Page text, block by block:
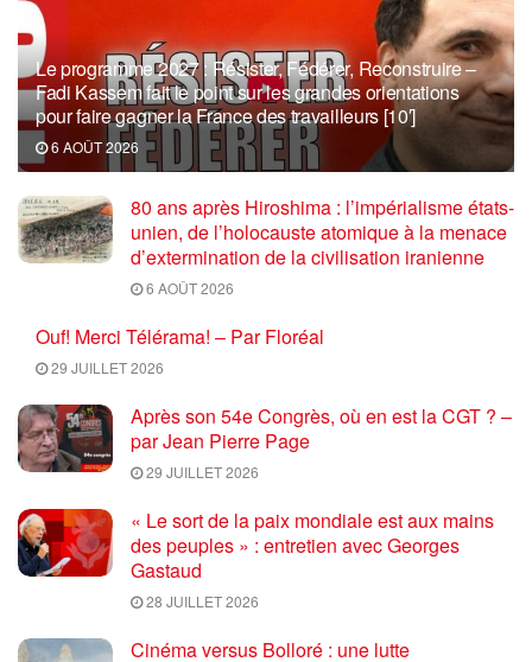
Le programme 2027 : Résister, Fédérer, Reconstruire –
Fadi Kassem fait le point sur les grandes orientations
pour faire gagner la France des travailleurs [10′]
6 AOÛT 2026
80 ans après Hiroshima : l’impérialisme états-
unien, de l’holocauste atomique à la menace
d’extermination de la civilisation iranienne
6 AOÛT 2026
Ouf! Merci Télérama! – Par Floréal
29 JUILLET 2026
Après son 54e Congrès, où en est la CGT ? –
par Jean Pierre Page
29 JUILLET 2026
« Le sort de la paix mondiale est aux mains
des peuples » : entretien avec Georges
Gastaud
28 JUILLET 2026
Cinéma versus Bolloré : une lutte